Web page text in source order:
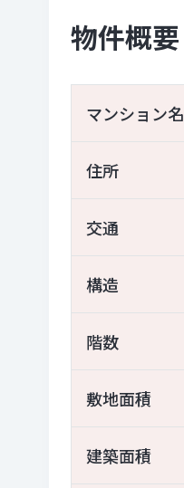
物件概要
マンション名
住所
交通
構造
階数
敷地面積
建築面積